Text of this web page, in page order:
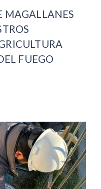
MAGALLANES
FUEGO